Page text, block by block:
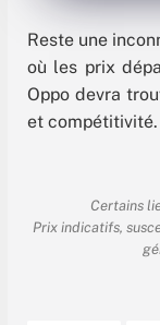
Reste une
où les prix
Oppo devra
et compétitivité.
Certains
Prix indicatifs,